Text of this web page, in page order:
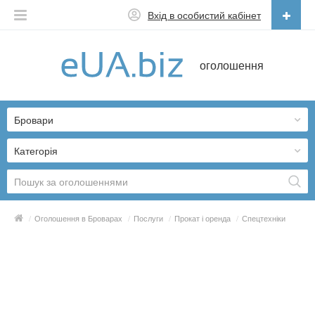
оголошення
Вхід в особистий кабінет
Українська
Категорія
Бровари
/ Оголошення в Броварах / Послуги / Прокат і оренда / Спецтехніки